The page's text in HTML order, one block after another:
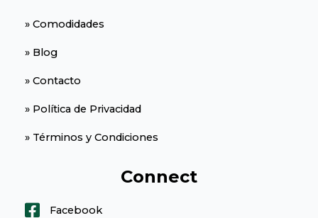
» Comodidades
» Blog
» Contacto
» Política de Privacidad
» Términos y Condiciones
Connect
Facebook